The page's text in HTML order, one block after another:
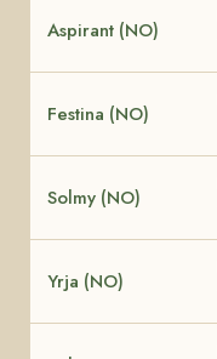
Aspirant (NO)
Festina (NO)
Solmy (NO)
Yrja (NO)